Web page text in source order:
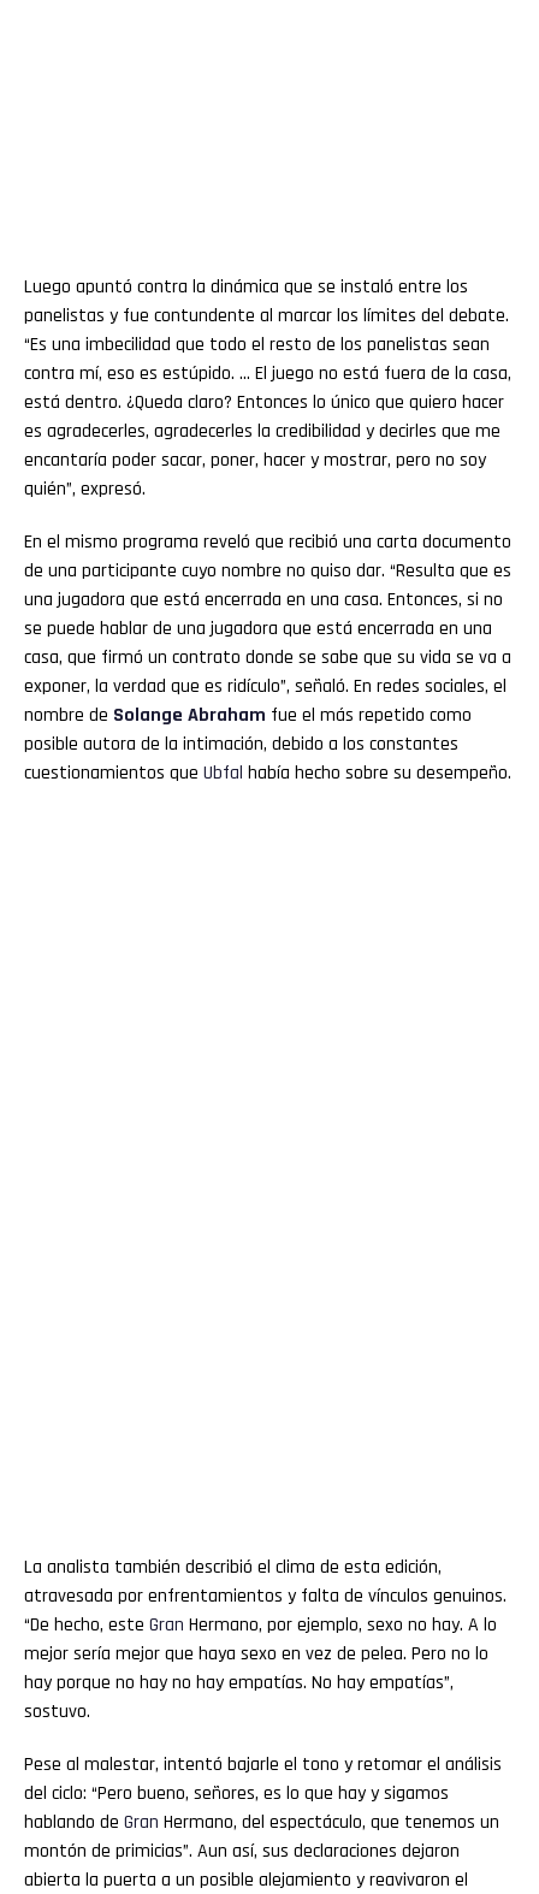
Luego apuntó contra la dinámica que se instaló entre los
panelistas y fue contundente al marcar los límites del debate.
“Es una imbecilidad que todo el resto de los panelistas sean
contra mí, eso es estúpido. … El juego no está fuera de la casa,
está dentro. ¿Queda claro? Entonces lo único que quiero hacer
es agradecerles, agradecerles la credibilidad y decirles que me
encantaría poder sacar, poner, hacer y mostrar, pero no soy
quién”, expresó.
En el mismo programa reveló que recibió una carta documento
de una participante cuyo nombre no quiso dar. “Resulta que es
una jugadora que está encerrada en una casa. Entonces, si no
se puede hablar de una jugadora que está encerrada en una
casa, que firmó un contrato donde se sabe que su vida se va a
exponer, la verdad que es ridículo”, señaló. En redes sociales, el
nombre de Solange Abraham fue el más repetido como
posible autora de la intimación, debido a los constantes
cuestionamientos que Ubfal había hecho sobre su desempeño.
La analista también describió el clima de esta edición,
atravesada por enfrentamientos y falta de vínculos genuinos.
“De hecho, este Gran Hermano, por ejemplo, sexo no hay. A lo
mejor sería mejor que haya sexo en vez de pelea. Pero no lo
hay porque no hay no hay empatías. No hay empatías”,
sostuvo.
Pese al malestar, intentó bajarle el tono y retomar el análisis
del ciclo: “Pero bueno, señores, es lo que hay y sigamos
hablando de Gran Hermano, del espectáculo, que tenemos un
montón de primicias”. Aun así, sus declaraciones dejaron
abierta la puerta a un posible alejamiento y reavivaron el